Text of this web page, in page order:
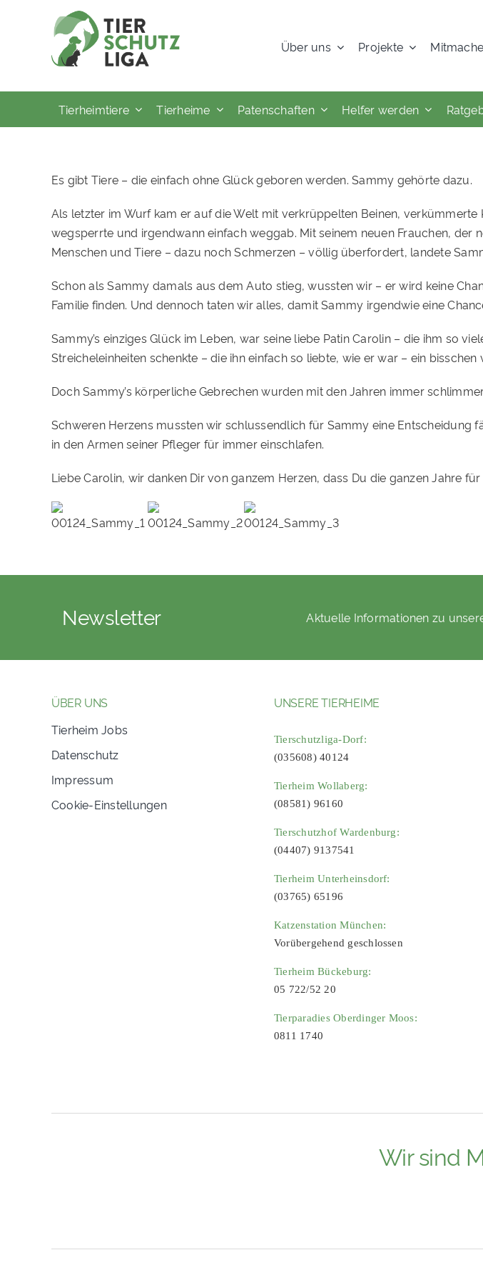
Über uns Projekte
Tierheimtiere Tierheime Patenschaften Helfer werden
Es gibt Tiere – die einfach ohne Glück geboren werden. Sammy gehörte dazu.
Als letzter im Wurf kam er auf die Welt mit verkrüppelten Beinen,
wegsperrte und irgendwann einfach weggab. Mit seinem neuen Frauchen,
Menschen und Tiere – dazu noch Schmerzen – völlig überfordert, landete
Schon als Sammy damals aus dem Auto stieg, wussten wir – er wird keine
Familie finden. Und dennoch taten wir alles, damit Sammy irgendwie eine
Sammy’s einziges Glück im Leben, war seine liebe Patin Carolin – die ihm so
Streicheleinheiten schenkte – die ihn einfach so liebte, wie er war – ein
Doch Sammy’s körperliche Gebrechen wurden mit den Jahren immer
Schweren Herzens mussten wir schlussendlich für Sammy eine Entscheidung
in den Armen seiner Pfleger für immer einschlafen.
Liebe Carolin, wir danken Dir von ganzem Herzen, dass Du die ganzen Jahre
Newsletter Aktuelle Informationen zu
ÜBER UNS
Tierheim Jobs
Datenschutz
Impressum
Cookie-Einstellungen
UNSERE TIERHEIME
Tierschutzliga-Dorf:
(035608) 40124
Tierheim Wollaberg:
(08581) 96160
Tierschutzhof Wardenburg:
(04407) 9137541
Tierheim Unterheinsdorf:
(03765) 65196
Katzenstation München:
Vorübergehend geschlossen
Tierheim Bückeburg:
05 722/52 20
Tierparadies Oberdinger Moos:
0811 1740
Wir sind